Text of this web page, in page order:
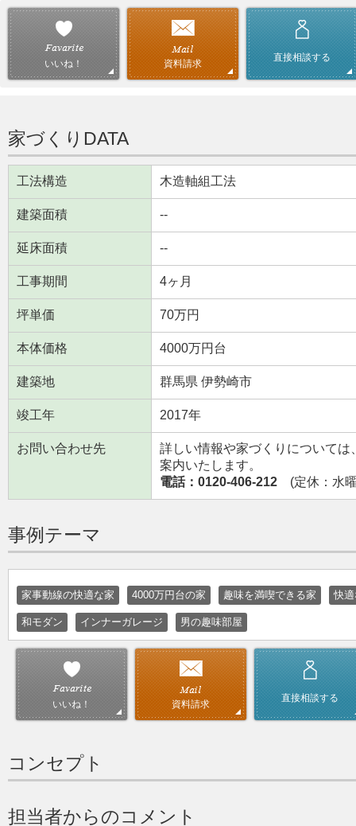
いいね！ 資料請求
直接相談する
家づくりDATA
工法構造 木造軸組工法
建築面積 --
延床面積 --
工事期間 4ヶ月
坪単価 70万円
本体価格 4000万円台
建築地 群馬県 伊勢崎市
竣工年 2017年
お問い合わせ先
詳しい情報や家づくりについて
案内いたします。
電話：0120-406-212 (定休：水
事例テーマ
家事動線の快適な家 4000万円台の家 趣味を満喫できる家 快
和モダン インナーガレージ 男の趣味部屋
いいね！ 資料請求
直接相談する
コンセプト
担当者からのコメント